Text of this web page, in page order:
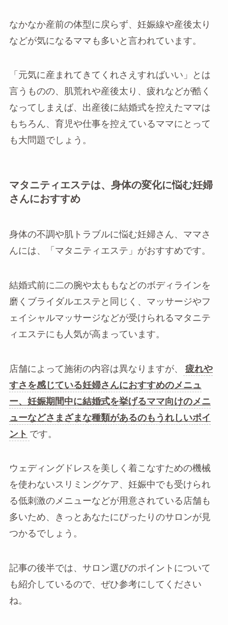
なかなか産前の体型に戻らず、妊娠線や産後太り
などが気になるママも多いと言われています。
「元気に産まれてきてくれさえすればいい」とは
言うものの、肌荒れや産後太り、疲れなどが酷く
なってしまえば、出産後に結婚式を控えたママは
もちろん、育児や仕事を控えているママにとって
も大問題でしょう。
マタニティエステは、身体の変化に悩む妊婦
さんにおすすめ
身体の不調や肌トラブルに悩む妊婦さん、ママさ
んには、「マタニティエステ」がおすすめです。
結婚式前に二の腕や太ももなどのボディラインを
磨くブライダルエステと同じく、マッサージやフ
ェイシャルマッサージなどが受けられるマタニテ
ィエステにも人気が高まっています。
店舗によって施術の内容は異なりますが、
疲れや
すさを感じている妊婦さんにおすすめのメニュ
ー、妊娠期間中に結婚式を挙げるママ向けのメニ
ューなどさまざまな種類があるのもうれしいポイ
ント です。
ウェディングドレスを美しく着こなすための機械
を使わないスリミングケア、妊娠中でも受けられ
る低刺激のメニューなどが用意されている店舗も
多いため、きっとあなたにぴったりのサロンが見
つかるでしょう。
記事の後半では、サロン選びのポイントについて
も紹介しているので、ぜひ参考にしてください
ね。